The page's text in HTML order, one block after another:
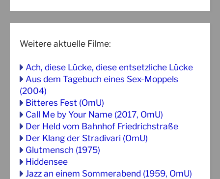
Weitere aktuelle Filme:
Ach, diese Lücke, diese entsetzliche Lücke
Aus dem Tagebuch eines Sex-Moppels
(2004)
Bitteres Fest (OmU)
Call Me by Your Name (2017, OmU)
Der Held vom Bahnhof Friedrichstraße
Der Klang der Stradivari (OmU)
Glutmensch (1975)
Hiddensee
Jazz an einem Sommerabend (1959, OmU)